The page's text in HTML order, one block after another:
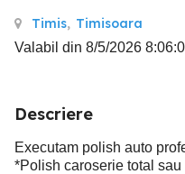
Timis, Timisoara
Valabil din 8/5/2026
Descriere
Executam polish auto
*Polish caroserie total sau